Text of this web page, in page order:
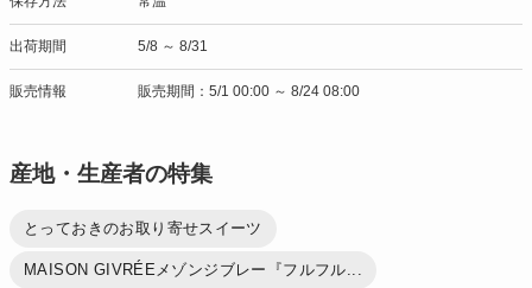
出荷期間 5/8 ～ 8/31
販売情報 販売期間：5/1 00:00 ～ 8/24 08:00
産地・生産者の特集
とっておきのお取り寄せスイーツ
MAISON GIVRÉEメゾンジブレー『フルフル...